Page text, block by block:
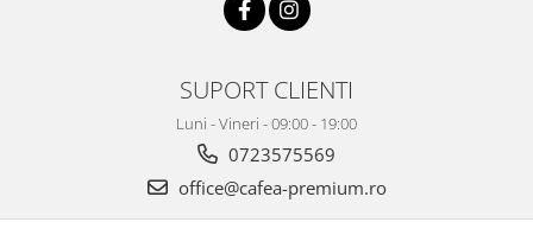
SUPORT CLIENTI
Luni - Vineri - 09:00 - 19:00
0723575569
office@cafea-premium.ro